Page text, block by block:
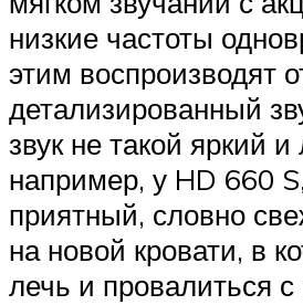
низкие частоты
этим воспроизводят
детализированный
звук не такой яркий и
например, у HD 660
приятный, словно
на новой кровати, в
лечь и провалиться с